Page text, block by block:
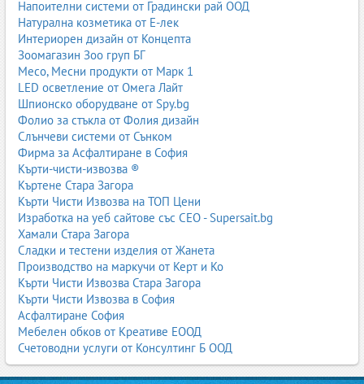
Напоителни системи от Градински рай ООД
Натурална козметика от Е-лек
Интериорен дизайн от Концепта
Зоомагазин Зоо груп БГ
Месо, Месни продукти от Марк 1
LED осветление от Омега Лайт
Шпионско оборудване от Spy.bg
Фолио за стъкла от Фолия дизайн
Слънчеви системи от Сънком
Фирма за Асфалтиране в София
Кърти-чисти-извозва ®
Къртене Стара Загора
Кърти Чисти Извозва на ТОП Цени
Изработка на уеб сайтове със СЕО - Supersait.bg
Хамали Стара Загора
Сладки и тестени изделия от Жанета
Производство на маркучи от Керт и Ко
Кърти Чисти Извозва Стара Загора
Кърти Чисти Извозва в София
Асфалтиране София
Мебелен обков от Креативе ЕООД
Счетоводни услуги от Консултинг Б ООД